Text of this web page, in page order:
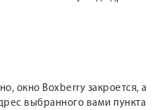
окно Boxberry закроется, а
выбранного вами пункта